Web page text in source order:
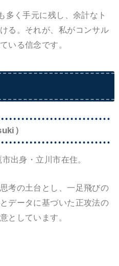
多く手元に残し、余計なト
る。それが、私がコンサル
いる信念です。
）
出身・立川市在住。
考の土台とし、一足飛びの
データに基づいた正攻法の
としています。